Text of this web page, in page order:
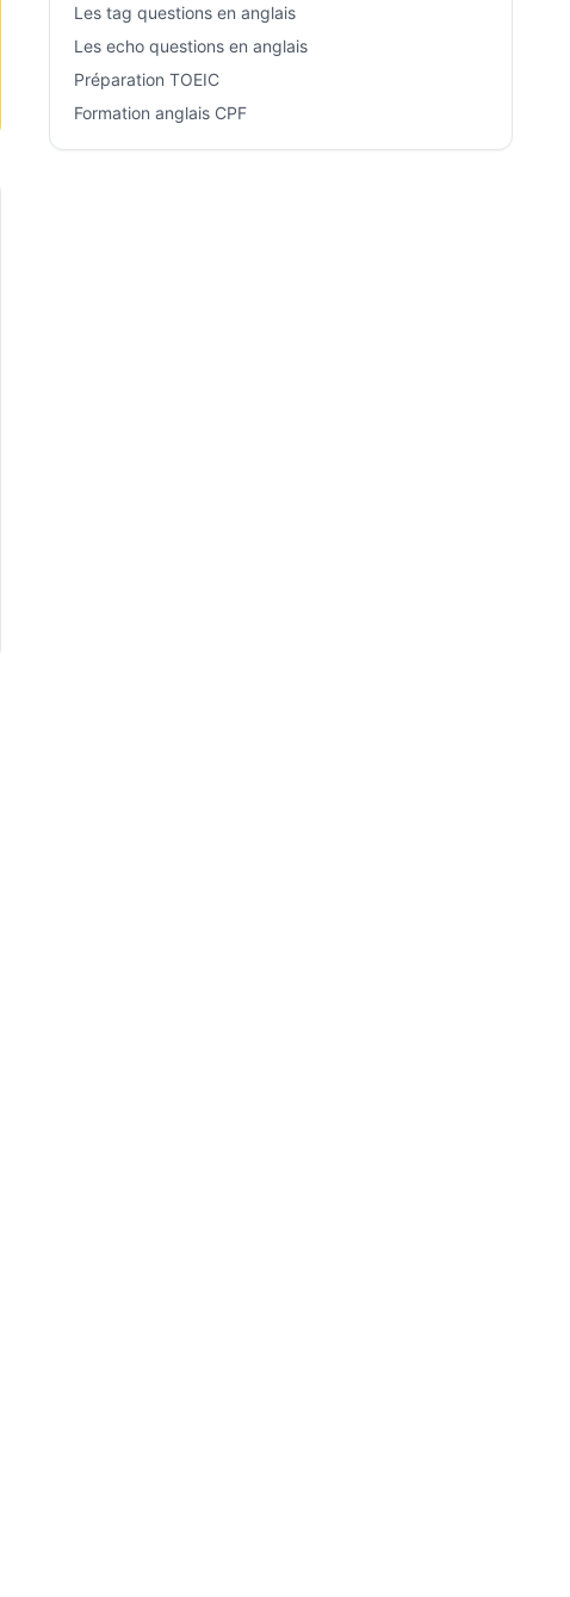
Les tag questions en anglais
Les echo questions en anglais
Préparation TOEIC
Formation anglais CPF